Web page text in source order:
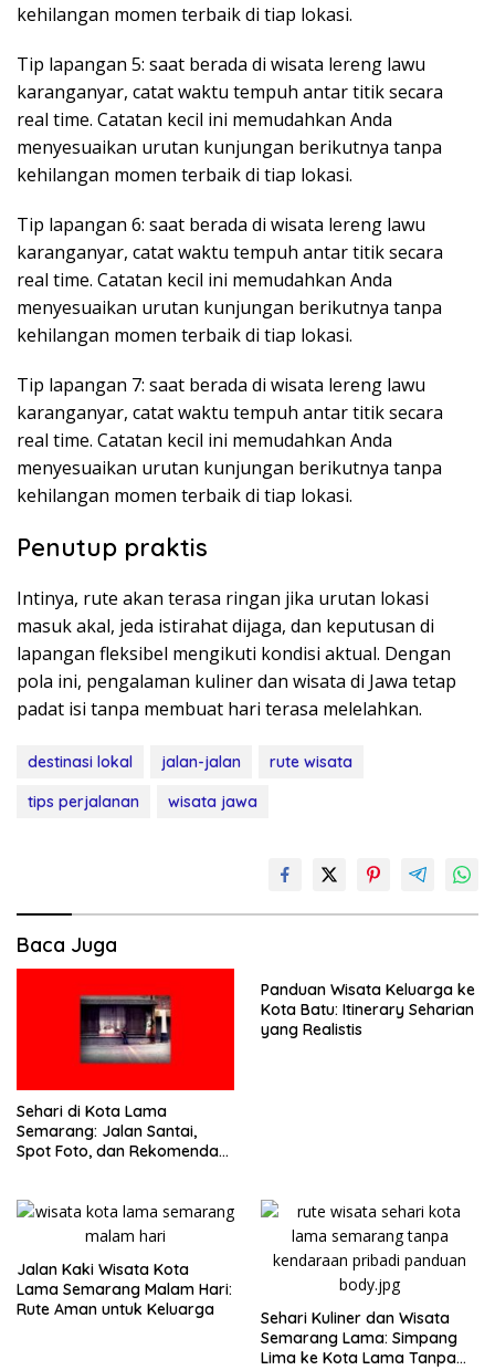
kehilangan momen terbaik di tiap lokasi.
Tip lapangan 5: saat berada di wisata lereng lawu
karanganyar, catat waktu tempuh antar titik secara
real time. Catatan kecil ini memudahkan Anda
menyesuaikan urutan kunjungan berikutnya tanpa
kehilangan momen terbaik di tiap lokasi.
Tip lapangan 6: saat berada di wisata lereng lawu
karanganyar, catat waktu tempuh antar titik secara
real time. Catatan kecil ini memudahkan Anda
menyesuaikan urutan kunjungan berikutnya tanpa
kehilangan momen terbaik di tiap lokasi.
Tip lapangan 7: saat berada di wisata lereng lawu
karanganyar, catat waktu tempuh antar titik secara
real time. Catatan kecil ini memudahkan Anda
menyesuaikan urutan kunjungan berikutnya tanpa
kehilangan momen terbaik di tiap lokasi.
Penutup praktis
Intinya, rute akan terasa ringan jika urutan lokasi
masuk akal, jeda istirahat dijaga, dan keputusan di
lapangan fleksibel mengikuti kondisi aktual. Dengan
pola ini, pengalaman kuliner dan wisata di Jawa tetap
padat isi tanpa membuat hari terasa melelahkan.
destinasi lokal jalan-jalan
rute wisata
tips perjalanan
wisata jawa
Baca Juga
Sehari di Kota Lama
Semarang: Jalan Santai,
Spot Foto, dan Rekomendasi
Panduan Wisata Keluarga ke
Kota Batu: Itinerary Seharian
yang Realistis
Jalan Kaki Wisata Kota
Lama Semarang Malam Hari:
Rute Aman untuk Keluarga
Sehari Kuliner dan Wisata
Semarang Lama: Simpang
Lima ke Kota Lama Tanpa